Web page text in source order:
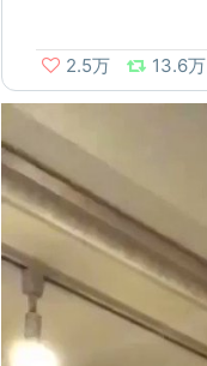
2.5万 13.6万